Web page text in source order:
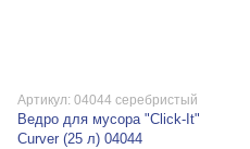
Артикул: 04044 серебристый
Ведро для мусора "Click-It"
Curver (25 л) 04044